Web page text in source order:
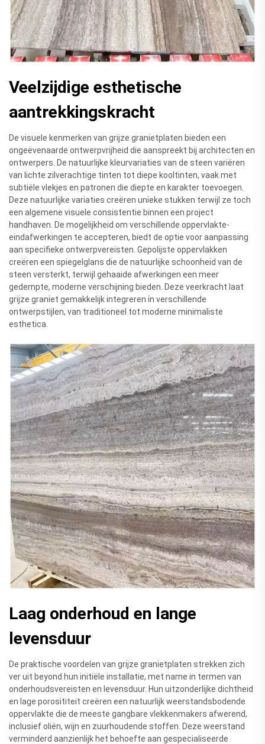
Veelzijdige esthetische
aantrekkingskracht
De visuele kenmerken van grijze granietplaten bieden een
ongeëvenaarde ontwerpvrijheid die aanspreekt bij architecten en
ontwerpers. De natuurlijke kleurvariaties van de steen variëren
van lichte zilverachtige tinten tot diepe kooltinten, vaak met
subtiële vlekjes en patronen die diepte en karakter toevoegen.
Deze natuurlijke variaties creëren unieke stukken terwijl ze toch
een algemene visuele consistentie binnen een project
handhaven. De mogelijkheid om verschillende oppervlakte-
eindafwerkingen te accepteren, biedt de optie voor aanpassing
aan specifieke ontwerpvereisten. Gepolijste oppervlakken
creëren een spiegelglans die de natuurlijke schoonheid van de
steen versterkt, terwijl gehaaide afwerkingen een meer
gedempte, moderne verschijning bieden. Deze veerkracht laat
grijze graniet gemakkelijk integreren in verschillende
ontwerpstijlen, van traditioneel tot moderne minimaliste
esthetica.
Laag onderhoud en lange
levensduur
De praktische voordelen van grijze granietplaten strekken zich
ver uit beyond hun initiële installatie, met name in termen van
onderhoudsvereisten en levensduur. Hun uitzonderlijke dichtheid
en lage porosititeit creëren een natuurlijk weerstandsbodende
oppervlakte die de meeste gangbare vlekkenmakers afwerend,
inclusief oliën, wijn en zuurhoudende stoffen. Deze weerstand
verminderd aanzienlijk het behoefte aan gespecialiseerde